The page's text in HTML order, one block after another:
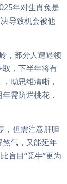
年对生肖兔是
导致机会被他
，部分人遭遇领
取，下半年将有
助思维清晰，
需防烂桃花，
，但需注意肝胆
气，又能延年
盲目“觅牛”更为